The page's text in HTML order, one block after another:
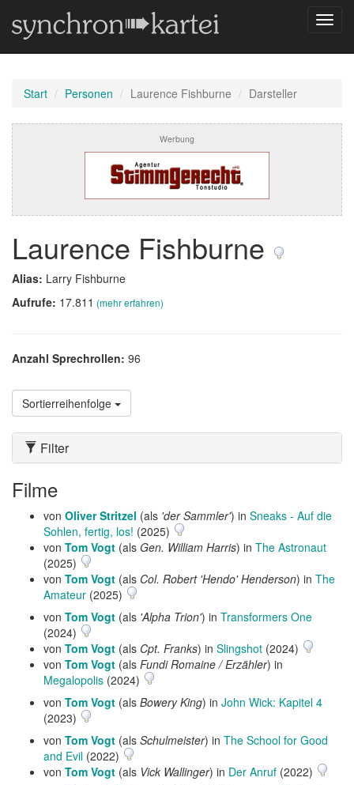
Start Personen Laurence Fishburne Darsteller
Werbung
Laurence Fishburne
Alias: Larry Fishburne
Aufrufe: 17.811 (mehr erfahren)
Anzahl Sprechrollen: 96
Sortierreihenfolge
Filter
Filme
von Oliver Stritzel (als 'der Sammler') in Sneaks - Auf die
Sohlen, fertig, los! (2025)
von Tom Vogt (als Gen. William Harris) in The Astronaut
(2025)
von Tom Vogt (als Col. Robert 'Hendo' Henderson) in The
Amateur (2025)
von Tom Vogt (als 'Alpha Trion') in Transformers One
(2024)
von Tom Vogt (als Cpt. Franks) in Slingshot (2024)
von Tom Vogt (als Fundi Romaine / Erzähler) in
Megalopolis (2024)
von Tom Vogt (als Bowery King) in John Wick: Kapitel 4
(2023)
von Tom Vogt (als Schulmeister) in The School for Good
and Evil (2022)
von Tom Vogt (als Vick Wallinger) in Der Anruf (2022)